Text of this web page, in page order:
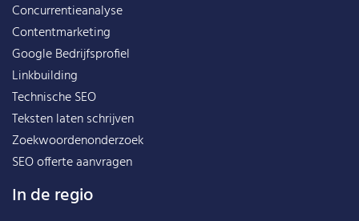
Concurrentieanalyse
Contentmarketing
Google Bedrijfsprofiel
Linkbuilding
Technische SEO
Teksten laten schrijven
Zoekwoordenonderzoek
SEO offerte aanvragen
In de regio